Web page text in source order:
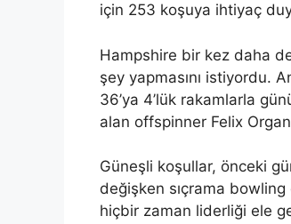
için 253 koşuya ihtiyaç
Hampshire bir kez daha
şey yapmasını istiyordu.
36’ya 4’lük rakamlarla
alan offspinner Felix
Güneşli koşullar, önceki
değişken sıçrama
hiçbir zaman liderliği ele